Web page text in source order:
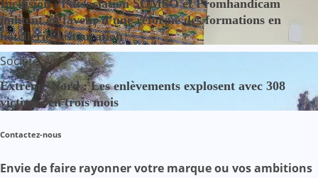
Inclusion : l’association SOMSO et Promhandicam
militent en faveur d’une réforme des formations en
hôtellerie-restauration
Société
Extrême-Nord : Les enlèvements explosent avec 308
victimes en trois mois
Contactez-nous
Envie de faire rayonner votre marque ou vos ambitions